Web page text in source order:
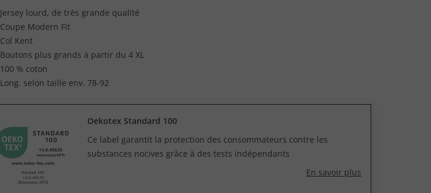
Jersey lourd, de très grande qualité
Coupe Modern Fit
Col Kent
Boutons plus grands à partir du 4 XL
100 % coton
Long. selon taille env. 78-92
Oekotex Standard 100
Ce label garantit la protection des consommateurs contre les
substances nocives grâce à des tests indépendants
En savoir plus